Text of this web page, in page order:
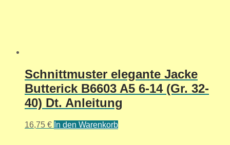
Schnittmuster elegante Jacke
Butterick B6603 A5 6-14 (Gr. 32-
40) Dt. Anleitung
16,75 € In den Warenkorb